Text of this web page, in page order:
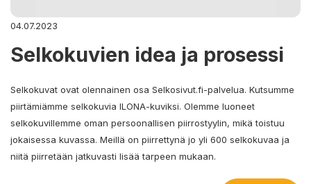
04.07.2023
Selkokuvien idea ja prosessi
Selkokuvat ovat olennainen osa Selkosivut.fi-palvelua. Kutsumme
piirtämiämme selkokuvia ILONA-kuviksi. Olemme luoneet
selkokuvillemme oman persoonallisen piirrostyylin, mikä toistuu
jokaisessa kuvassa. Meillä on piirrettynä jo yli 600 selkokuvaa ja
niitä piirretään jatkuvasti lisää tarpeen mukaan.